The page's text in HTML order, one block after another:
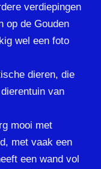
verdiepingen
op de Gouden
wel een foto
dieren, die
van
mooi met
met vaak een
een wand vol